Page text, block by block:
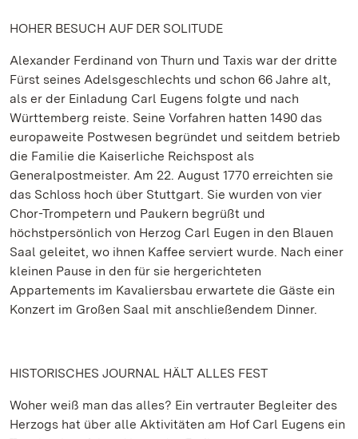
HOHER BESUCH AUF DER SOLITUDE
Alexander Ferdinand von Thurn und Taxis war der dritte
Fürst seines Adelsgeschlechts und schon 66 Jahre alt,
als er der Einladung Carl Eugens folgte und nach
Württemberg reiste. Seine Vorfahren hatten 1490 das
europaweite Postwesen begründet und seitdem betrieb
die Familie die Kaiserliche Reichspost als
Generalpostmeister. Am 22. August 1770 erreichten sie
das Schloss hoch über Stuttgart. Sie wurden von vier
Chor-Trompetern und Paukern begrüßt und
höchstpersönlich von Herzog Carl Eugen in den Blauen
Saal geleitet, wo ihnen Kaffee serviert wurde. Nach einer
kleinen Pause in den für sie hergerichteten
Appartements im Kavaliersbau erwartete die Gäste ein
Konzert im Großen Saal mit anschließendem Dinner.
HISTORISCHES JOURNAL HÄLT ALLES FEST
Woher weiß man das alles? Ein vertrauter Begleiter des
Herzogs hat über alle Aktivitäten am Hof Carl Eugens ein